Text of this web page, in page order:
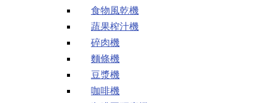
食物風乾機
蔬果榨汁機
碎肉機
麵條機
豆漿機
咖啡機